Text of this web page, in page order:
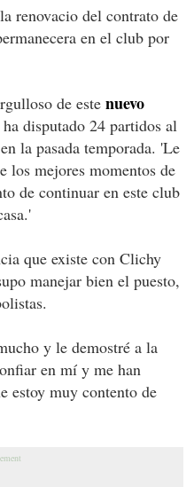
renovacio del contrato de
en el club por
de este nuevo
disputado 24 partidos al
en la pasada temporada. 'Le
los mejores momentos de
de continuar en este club
que existe con Clichy
manejar bien el puesto,
y le demostré a la
en mí y me han
estoy muy contento de